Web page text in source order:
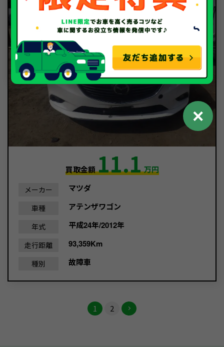
買取金額11.1万円
メーカー マツダ
車種 アテンザワゴン
年式 平成24年/2012年
走行距離 93,359Km
種別 故障車
1 2
✕